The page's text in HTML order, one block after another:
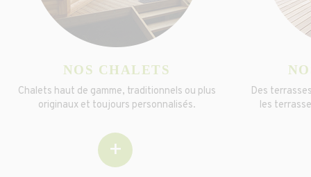
NOS CHALETS
Chalets haut de gamme, traditionnels ou plus
originaux et toujours personnalisés.
+
Des
les